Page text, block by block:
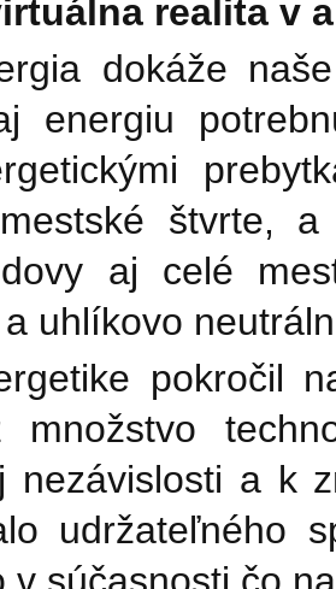
realita v
dokáže
energiu
štvrte,
aj celé
uhlíkovo
pokročil
množstvo
nezávislosti a k
udržateľného